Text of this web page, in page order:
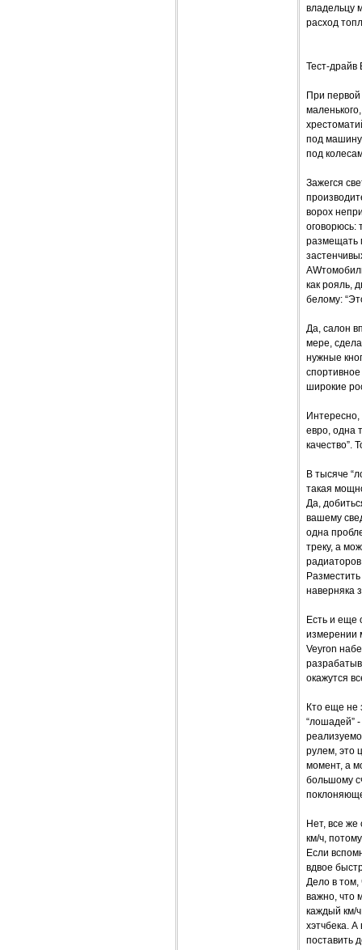
владельцу
расход
Тест-драйв
При первой
под машину
под
Зажегся
ворох
оговорюсь:
размещать
как рояль,
белому:
Да, салон
мере,
нужные
широкие
Интересно,
евро, одна
качество”.
В тысяче
такая
Да,
вашему
одна
треку, а
наверняка
Есть и еще
измерении
Veyron
окажутся
Кто еще не
“лошадей”
рулем, это
момент, а
большому
Нет, все же
км/ч,
Если
вдвое
Дело в том,
важно, что
каждый км/
хэтчбека.
поставить